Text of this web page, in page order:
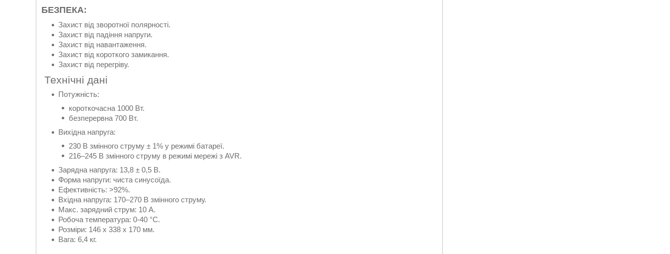
БЕЗПЕКА:
Захист від зворотної полярності.
Захист від падіння напруги.
Захист від навантаження.
Захист від короткого замикання.
Захист від перегріву.
Технічні дані
Потужність:
короткочасна 1000 Вт.
безперервна 700 Вт.
Вихідна напруга:
230 В змінного струму ± 1% у режимі батареї.
216–245 В змінного струму в режимі мережі з AVR.
Зарядна напруга: 13,8 ± 0,5 В.
Форма напруги: чиста синусоїда.
Ефективність: >92%.
Вхідна напруга: 170–270 В змінного струму.
Макс. зарядний струм: 10 А.
Робоча температура: 0-40 °С.
Розміри: 146 х 338 х 170 мм.
Вага: 6,4 кг.